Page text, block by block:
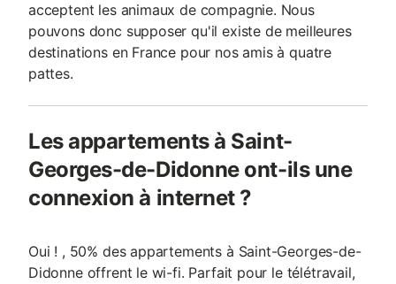
acceptent les animaux de compagnie. Nous
pouvons donc supposer qu'il existe de meilleures
destinations en France pour nos amis à quatre
pattes.
Les appartements à Saint-
Georges-de-Didonne ont-ils une
connexion à internet ?
Oui ! , 50% des appartements à Saint-Georges-de-
Didonne offrent le wi-fi. Parfait pour le télétravail,